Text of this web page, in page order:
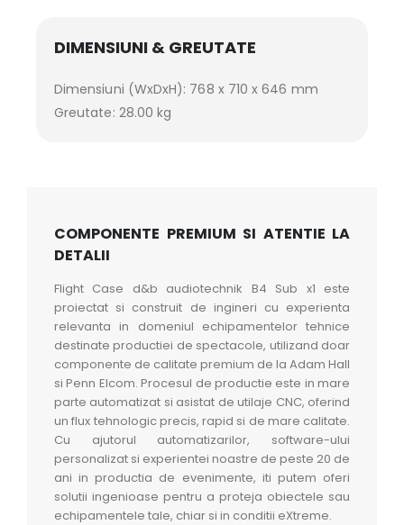
DIMENSIUNI & GREUTATE
Dimensiuni (WxDxH): 768 x 710 x 646 mm
Greutate: 28.00 kg
COMPONENTE PREMIUM SI ATENTIE LA
DETALII
Flight Case d&b audiotechnik B4 Sub x1 este
proiectat si construit de ingineri cu experienta
relevanta in domeniul echipamentelor tehnice
destinate productiei de spectacole, utilizand doar
componente de calitate premium de la Adam Hall
si Penn Elcom. Procesul de productie este in mare
parte automatizat si asistat de utilaje CNC, oferind
un flux tehnologic precis, rapid si de mare calitate.
Cu ajutorul automatizarilor, software-ului
personalizat si experientei noastre de peste 20 de
ani in productia de evenimente, iti putem oferi
solutii ingenioase pentru a proteja obiectele sau
echipamentele tale, chiar si in conditii eXtreme.